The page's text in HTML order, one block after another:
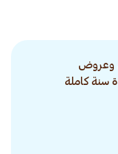
وعروض
سنة كاملة